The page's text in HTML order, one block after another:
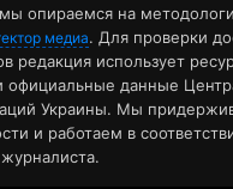
опираемся на
медиа. Для проверки
редакция использует
официальные данные
Украины. Мы
и работаем в